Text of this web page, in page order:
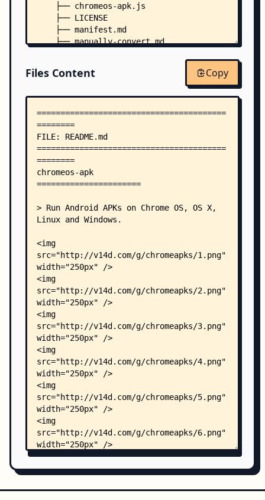
    ├── chromeos-apk.js
    ├── LICENSE
    ├── manifest.md
    ├── manually-convert.md
    ├── .travis.yml
    │   ├── app_main.html
    │   ├── manifest.json
    │   └── _locales/
    │       └── en/
    │           └── messages.json
    └── lib/
        └── parseApk.js
Files Content Copy